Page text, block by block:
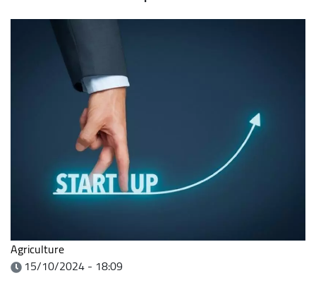
Agriculture
15/10/2024 - 18:09